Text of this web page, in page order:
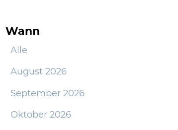
Wann
Alle
August 2026
September 2026
Oktober 2026